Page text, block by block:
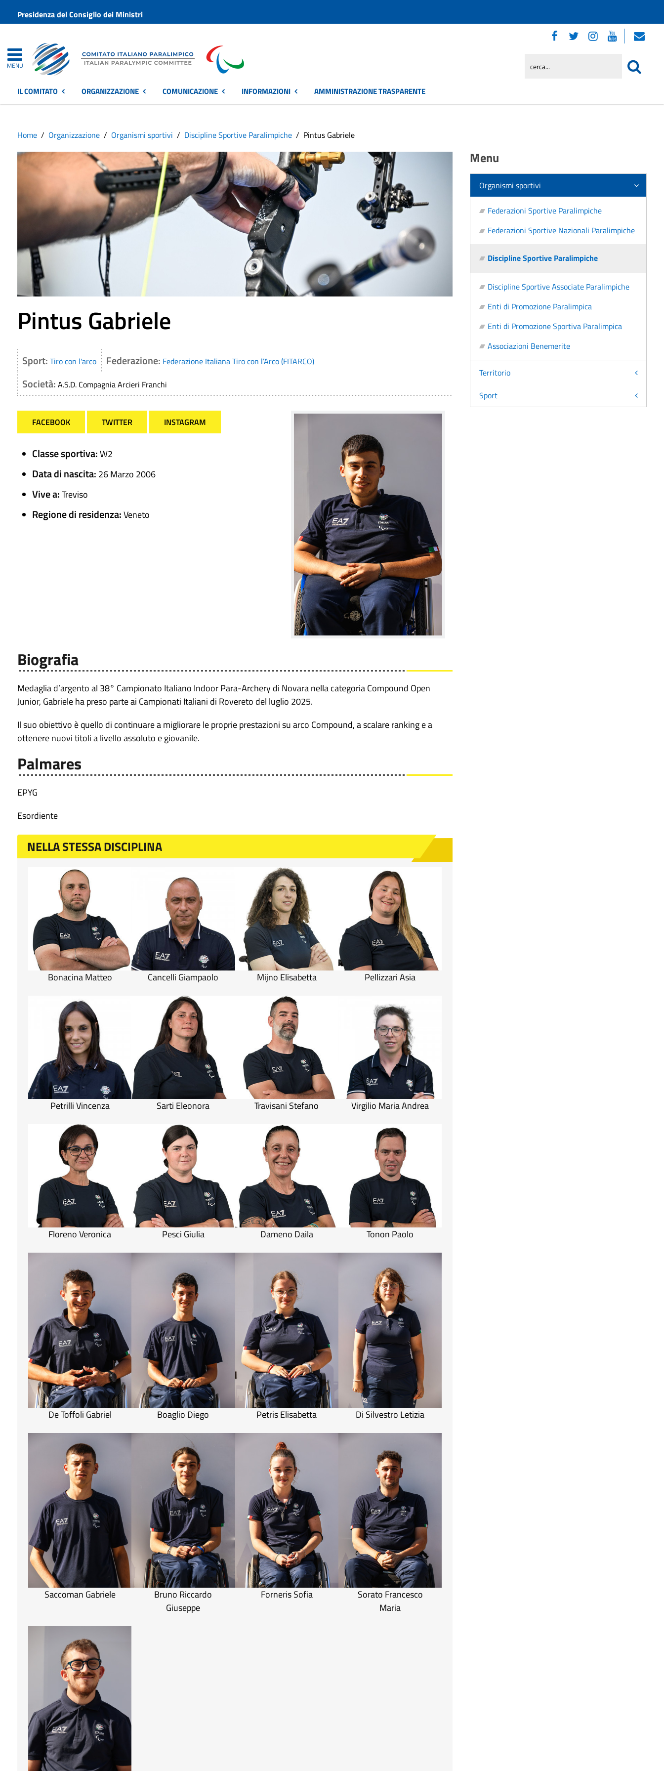
Presidenza del Consiglio dei Ministri
MENU
IL COMITATO ORGANIZZAZIONE COMUNICAZIONE INFORMAZIONI AMMINISTRAZIONE TRASPARENTE
Home Organizzazione Organismi sportivi Discipline Sportive Paralimpiche Pintus Gabriele
Pintus Gabriele
Sport: Tiro con l'arco Federazione: Federazione Italiana Tiro con l’Arco (FITARCO)
Società: A.S.D. Compagnia Arcieri Franchi
FACEBOOK TWITTER INSTAGRAM
Classe sportiva:W2
Data di nascita: 26 Marzo 2006
Vive a:Treviso
Regione di residenza:Veneto
Biografia
Medaglia d’argento al 38° Campionato Italiano Indoor Para-Archery di Novara nella categoria Compound Open
Junior, Gabriele ha preso parte ai Campionati Italiani di Rovereto del luglio 2025.
Il suo obiettivo è quello di continuare a migliorare le proprie prestazioni su arco Compound, a scalare ranking e a
ottenere nuovi titoli a livello assoluto e giovanile.
Palmares
EPYG
Esordiente
NELLA STESSA DISCIPLINA
Bonacina Matteo Cancelli Giampaolo Mijno Elisabetta Pellizzari Asia
Petrilli Vincenza Sarti Eleonora Travisani Stefano Virgilio Maria Andrea
Floreno Veronica Pesci Giulia Dameno Daila Tonon Paolo
De Toffoli Gabriel Boaglio Diego Petris Elisabetta Di Silvestro Letizia
Saccoman Gabriele
Bruno Riccardo
Giuseppe
Forneris Sofia
Sorato Francesco
Maria
Menu
Organismi sportivi
Federazioni Sportive Paralimpiche
Federazioni Sportive Nazionali Paralimpiche
Discipline Sportive Paralimpiche
Discipline Sportive Associate Paralimpiche
Enti di Promozione Paralimpica
Enti di Promozione Sportiva Paralimpica
Associazioni Benemerite
Territorio
Sport